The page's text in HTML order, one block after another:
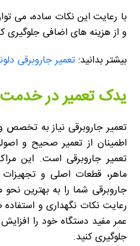
با رعایت این نکات ساده، می
و از هزینه های اضافی جلوگیری
بیشتر بدانید:تعمیر جاروبرقی
یدک تعمیر در
تعمیر جاروبرقی نیاز به تخصص
اطمینان از تعمیر صحیح و
تعمیر جاروبرقی است. این
ماهر، قطعات اصلی و تجهیزات
جاروبرقی شما را به بهترین
رعایت نکات نگهداری و
عمر مفید دستگاه خود را
جلوگیری کنید.